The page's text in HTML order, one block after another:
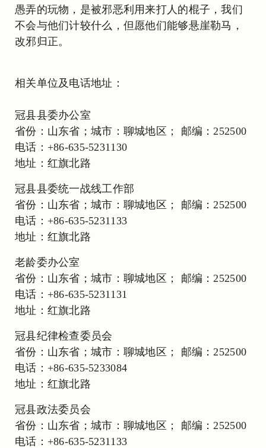
愚弄的玩物，是被邪恶利用来打人的棍子，我们
不会与他们计较什么，但愿他们能够悬崖勒马，
改邪归正。
相关单位及电话地址：
冠县县委办公室
省份：山东省；城市：聊城地区； 邮编：252500
电话：+86-635-5231130
地址：红旗北路
冠县县委统一战线工作部
省份：山东省；城市：聊城地区； 邮编：252500
电话：+86-635-5231133
地址：红旗北路
老龄委办公室
省份：山东省；城市：聊城地区； 邮编：252500
电话：+86-635-5231131
地址：红旗北路
冠县纪律检查委员会
省份：山东省；城市：聊城地区； 邮编：252500
电话：+86-635-5233084
地址：红旗北路
冠县政法委员会
省份：山东省；城市：聊城地区； 邮编：252500
电话：+86-635-5231133